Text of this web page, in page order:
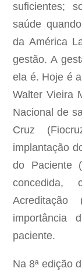
suficientes;
saúde
da América
gestão. A
ela é. Hoje é
Walter Vieira
Nacional de
Cruz
implantação
do Paciente
concedida,
importância
paciente.
Na 8ª edição